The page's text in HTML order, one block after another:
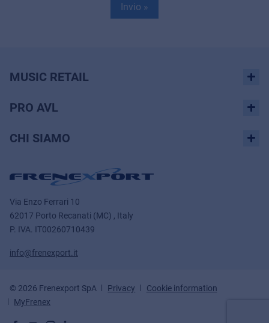
Invio »
MUSIC RETAIL
PRO AVL
CHI SIAMO
Via Enzo Ferrari 10
62017 Porto Recanati (MC) , Italy
P. IVA. IT00260710439
info@frenexport.it
© 2026 Frenexport SpA Privacy
Cookie information
MyFrenex